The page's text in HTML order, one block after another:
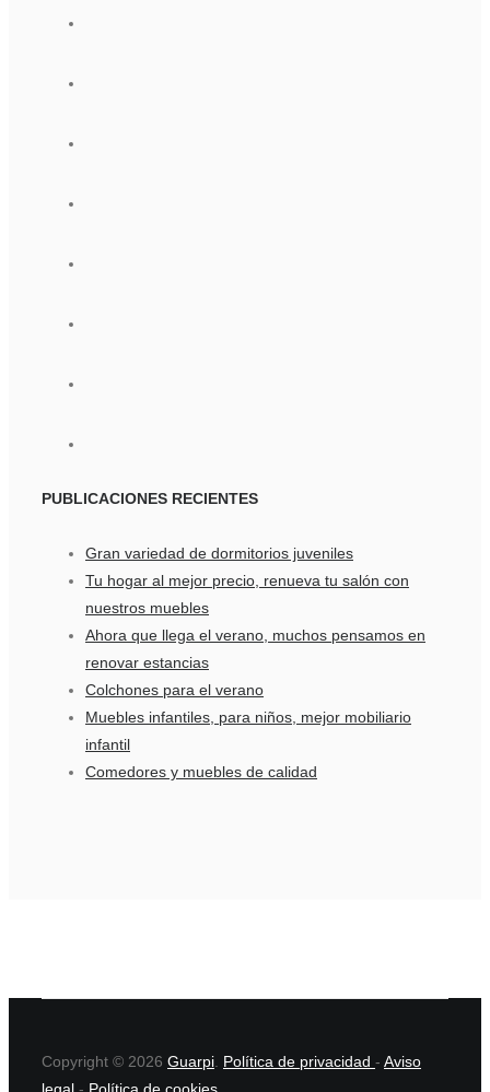
PUBLICACIONES RECIENTES
Gran variedad de dormitorios juveniles
Tu hogar al mejor precio, renueva tu salón con
nuestros muebles
Ahora que llega el verano, muchos pensamos en
renovar estancias
Colchones para el verano
Muebles infantiles, para niños, mejor mobiliario
infantil
Comedores y muebles de calidad
Copyright © 2026 Guarpi Política de privacidad - Aviso